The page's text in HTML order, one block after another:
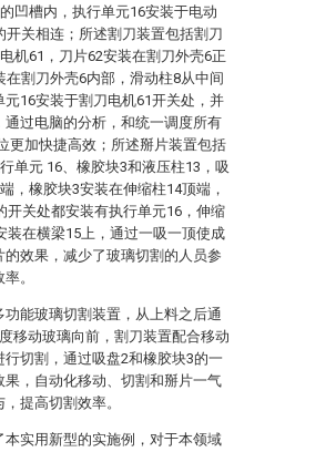
凹槽内，执行单元16安装于电动
开关相连；所述割刀装置包括割刀
机61，刀片62安装在割刀外壳6正
在割刀外壳6内部，滑动柱8从中间
元16安装于割刀电机61开关处，并
过电脑的分析，和统一调度所有
更加快捷高效；所述掰片装置包括
单元 16、橡胶块3和液压柱13，吸
，橡胶块3安装在伸缩柱14顶端，
开关处都安装有执行单元16，伸缩
装在横梁15上，通过一吸一顶使成
效果，减少了玻璃切割的人员参
。
能玻璃切割装置，从上料之后通
移动玻璃向前，割刀装置配合移动
切割，通过吸盘2和橡胶块3的一
，自动化移动、切割和掰片一气
提高切割效率。
实用新型的实施例，对于本领域